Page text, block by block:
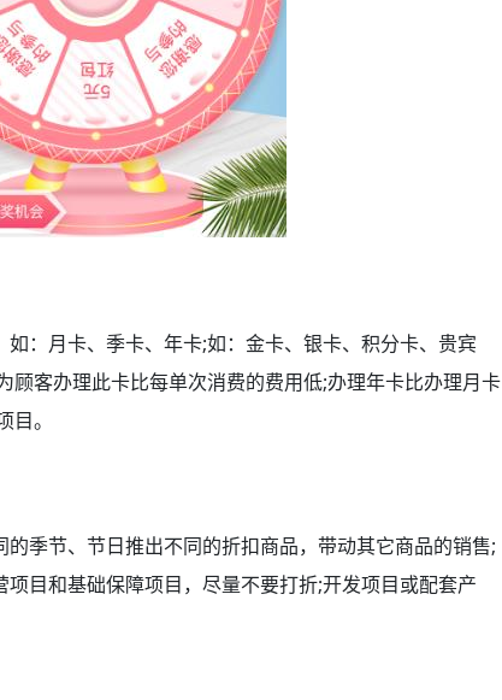
：月卡、季卡、年卡;如：金卡、银卡、积分卡、贵宾
客办理此卡比每单次消费的费用低;办理年卡比办理月卡
。
节、节日推出不同的折扣商品，带动其它商品的销售;
目和基础保障项目，尽量不要打折;开发项目或配套产